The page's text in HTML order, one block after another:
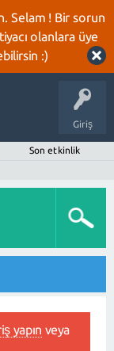
Selam ! Bir sorun
olanlara üye
:)
Giriş
Son etkinlik
yapın veya